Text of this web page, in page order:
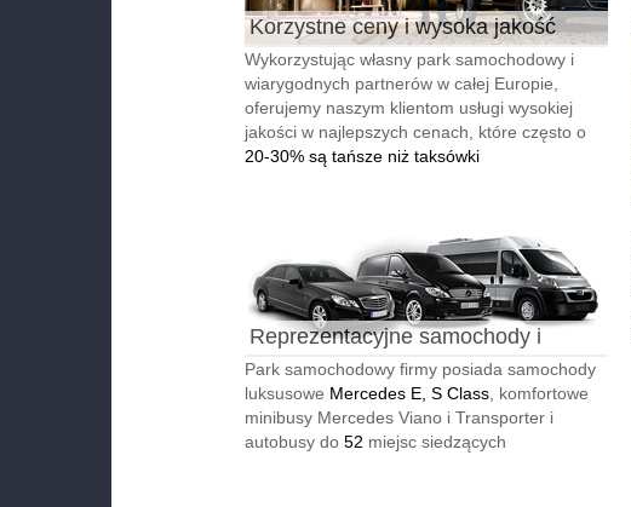
Korzystne ceny i wysoka jakość
Wykorzystując własny park samochodowy i
wiarygodnych partnerów w całej Europie,
oferujemy naszym klientom usługi wysokiej
jakości w najlepszych cenach, które często o
20-30% są tańsze niż taksówki
Reprezentacyjne samochody i
autobusy
Park samochodowy firmy posiada samochody
luksusowe Mercedes E, S Class , komfortowe
minibusy Mercedes Viano i Transporter i
autobusy do 52 miejsc siedzących